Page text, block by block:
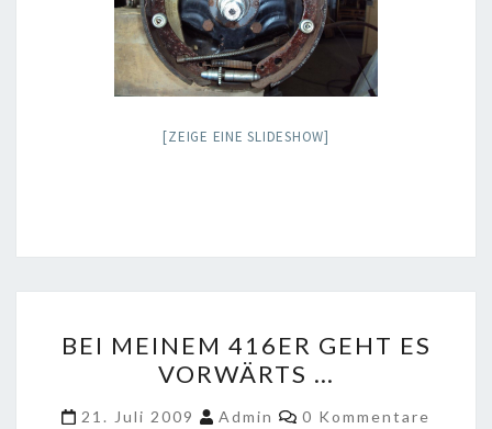
[ZEIGE EINE SLIDESHOW]
MEINEM
416ER
GEHT
BEI MEINEM 416ER GEHT ES
VORWÄRTS …
21. Juli 2009 Admin Kommentare
0 Kommentare